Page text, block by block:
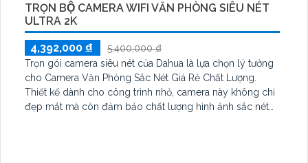
TRỌN BỘ CAMERA WIFI VĂN PHÒNG SIÊU NÉT
ULTRA 2K
4,392,000 ₫
5,400,000 ₫
Trọn gói camera siêu nét của Dahua là lựa chọn lý tưởng
cho Camera Văn Phòng Sắc Nét Giá Rẻ Chất Lượng.
Thiết kế dành cho công trình nhỏ, camera này không chỉ
đẹp mắt mà còn đảm bảo chất lượng hình ảnh sắc nét